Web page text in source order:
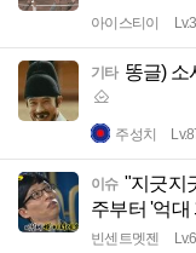
아이스티이
기타 똥글) 소
주성치
이슈 "지긋지
주부터 '억대
빈센트멧젠